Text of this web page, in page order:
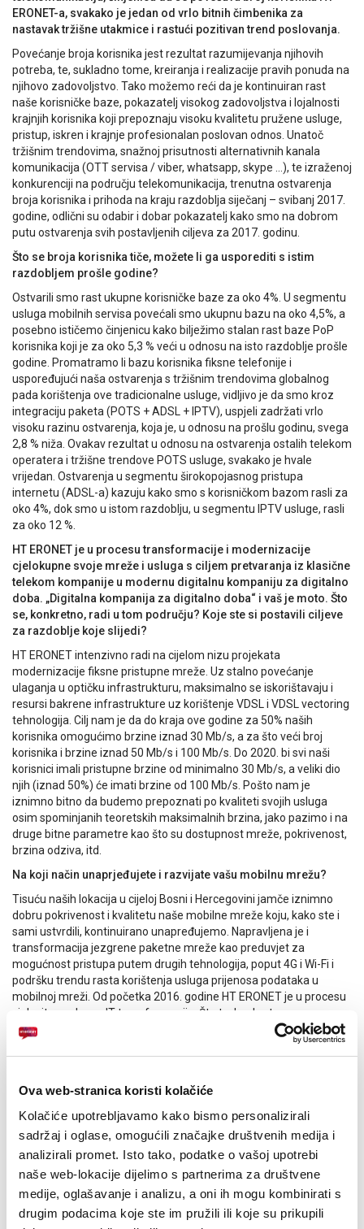
Ova web-stranica koristi kolačiće
Kolačiće upotrebljavamo kako bismo personalizirali
sadržaj i oglase, omogućili značajke društvenih medija i
analizirali promet. Isto tako, podatke o vašoj upotrebi
naše web-lokacije dijelimo s partnerima za društvene
medije, oglašavanje i analizu, a oni ih mogu kombinirati s
drugim podacima koje ste im pružili ili koje su prikupili
ERONET-a, svakako je jedan od vrlo bitnih čimbenika za
nastavak tržišne utakmice i rastući pozitivan trend poslovanja.
Povećanje broja korisnika jest rezultat razumijevanja njihovih
potreba, te, sukladno tome, kreiranja i realizacije pravih ponuda na
njihovo zadovoljstvo. Tako možemo reći da je kontinuiran rast
naše korisničke baze, pokazatelj visokog zadovoljstva i lojalnosti
krajnjih korisnika koji prepoznaju visoku kvalitetu pružene usluge,
pristup, iskren i krajnje profesionalan poslovan odnos. Unatoč
tržišnim trendovima, snažnoj prisutnosti alternativnih kanala
komunikacija (OTT servisa / viber, whatsapp, skype …), te izraženoj
konkurenciji na području telekomunikacija, trenutna ostvarenja
broja korisnika i prihoda na kraju razdoblja siječanj – svibanj 2017.
godine, odlični su odabir i dobar pokazatelj kako smo na dobrom
putu ostvarenja svih postavljenih ciljeva za 2017. godinu.
Što se broja korisnika tiče, možete li ga usporediti s istim
razdobljem prošle godine?
Ostvarili smo rast ukupne korisničke baze za oko 4%. U segmentu
usluga mobilnih servisa povećali smo ukupnu bazu na oko 4,5%, a
posebno ističemo činjenicu kako bilježimo stalan rast baze PoP
korisnika koji je za oko 5,3 % veći u odnosu na isto razdoblje prošle
godine. Promatramo li bazu korisnika fiksne telefonije i
uspoređujući naša ostvarenja s tržišnim trendovima globalnog
pada korištenja ove tradicionalne usluge, vidljivo je da smo kroz
integraciju paketa (POTS + ADSL + IPTV), uspjeli zadržati vrlo
visoku razinu ostvarenja, koja je, u odnosu na prošlu godinu, svega
2,8 % niža. Ovakav rezultat u odnosu na ostvarenja ostalih telekom
operatera i tržišne trendove POTS usluge, svakako je hvale
vrijedan. Ostvarenja u segmentu širokopojasnog pristupa
internetu (ADSL-a) kazuju kako smo s korisničkom bazom rasli za
oko 4%, dok smo u istom razdoblju, u segmentu IPTV usluge, rasli
za oko 12 %.
HT ERONET je u procesu transformacije i modernizacije
cjelokupne svoje mreže i usluga s ciljem pretvaranja iz klasične
telekom kompanije u modernu digitalnu kompaniju za digitalno
doba. „Digitalna kompanija za digitalno doba“ i vaš je moto. Što
se, konkretno, radi u tom području? Koje ste si postavili ciljeve
za razdoblje koje slijedi?
HT ERONET intenzivno radi na cijelom nizu projekata
modernizacije fiksne pristupne mreže. Uz stalno povećanje
ulaganja u optičku infrastrukturu, maksimalno se iskorištavaju i
resursi bakrene infrastrukture uz korištenje VDSL i VDSL vectoring
tehnologija. Cilj nam je da do kraja ove godine za 50% naših
korisnika omogućimo brzine iznad 30 Mb/s, a za što veći broj
korisnika i brzine iznad 50 Mb/s i 100 Mb/s. Do 2020. bi svi naši
korisnici imali pristupne brzine od minimalno 30 Mb/s, a veliki dio
njih (iznad 50%) će imati brzine od 100 Mb/s. Pošto nam je
iznimno bitno da budemo prepoznati po kvaliteti svojih usluga
osim spominjanih teoretskih maksimalnih brzina, jako pazimo i na
druge bitne parametre kao što su dostupnost mreže, pokrivenost,
brzina odziva, itd.
Na koji način unaprjeđujete i razvijate vašu mobilnu mrežu?
Tisuću naših lokacija u cijeloj Bosni i Hercegovini jamče iznimno
dobru pokrivenost i kvalitetu naše mobilne mreže koju, kako ste i
sami ustvrdili, kontinuirano unapređujemo. Napravljena je i
transformacija jezgrene paketne mreže kao preduvjet za
mogućnost pristupa putem drugih tehnologija, poput 4G i Wi-Fi i
podršku trendu rasta korištenja usluga prijenosa podataka u
mobilnoj mreži. Od početka 2016. godine HT ERONET je u procesu
cjelovite poslovne IT transformacije. Što to, konkretno, za
kompaniju i korisnike znači? Cjelovita poslovna IT transformacija
rezultirat će implementacijom novih naprednih IT sustava koji
podržavaju našu usmjerenost prema krajnjim korisnicima. Bit će
novih proizvoda, usluga i modela naplate (potpuna konvergencija),
što će značajno smanjiti time-to-market novih usluga; Korisnici
žele usluge prilagođene njihovim potrebama i željama, što otvara
prostor HT ERONET-u kao predvodniku u smislu agilnosti i
fleksibilnosti u prilagodbi očekivanjima korisnika. Cilj je našim
korisnicima osigurati inovativne “digitalne” pakete usluga, ICT
Cloud usluge, OTT usluge, M2M usluge, IoT usluge, Big Data
zasnovane usluge itd.